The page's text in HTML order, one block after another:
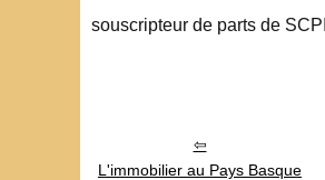
souscripteur de parts de
L'immobilier au Pays Basque